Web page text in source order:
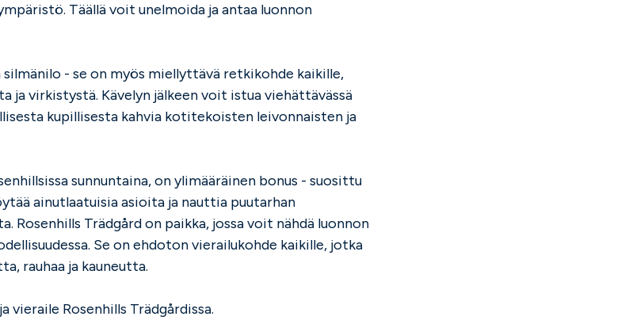
Täällä voit unelmoida ja antaa luonnon
- se on myös miellyttävä retkikohde kaikille,
ja virkistystä. Kävelyn jälkeen voit istua viehättävässä
kupillisesta kahvia kotitekoisten leivonnaisten ja
sunnuntaina, on ylimääräinen bonus - suosittu
ainutlaatuisia asioita ja nauttia puutarhan
Rosenhills Trädgård on paikka, jossa voit nähdä luonnon
Se on ehdoton vierailukohde kaikille, jotka
rauhaa ja kauneutta.
ja vieraile Rosenhills Trädgårdissa.